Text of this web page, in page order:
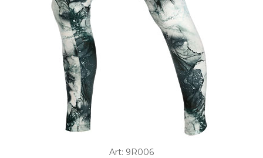
Art: 9R006